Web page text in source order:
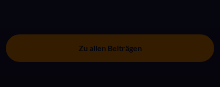
Zu allen Beiträgen